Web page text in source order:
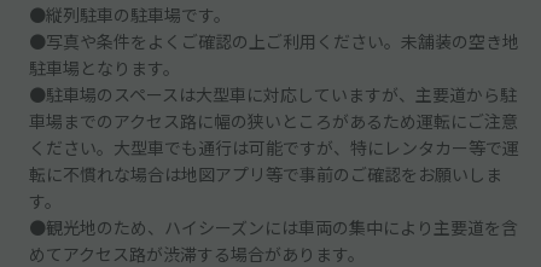
●縦列駐車の駐車場です。
●写真や条件をよくご確認の上ご利用ください。未舗装の空き地
駐車場となります。
●駐車場のスペースは大型車に対応していますが、主要道から駐
車場までのアクセス路に幅の狭いところがあるため運転にご注意
ください。大型車でも通行は可能ですが、特にレンタカー等で運
転に不慣れな場合は地図アプリ等で事前のご確認をお願いしま
す。
●観光地のため、ハイシーズンには車両の集中により主要道を含
めてアクセス路が渋滞する場合があります。